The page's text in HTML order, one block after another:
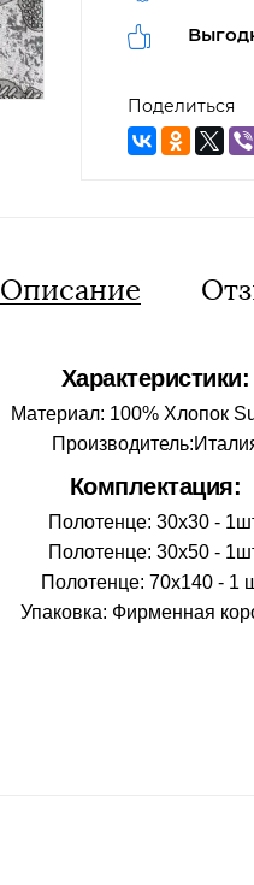
Поделиться
Описание
Характеристики:
Материал: 100% Хлопок
Комплектация:
Полотенце: 30х30 -
Полотенце: 30х50 -
Полотенце: 70х140 - 1
Упаковка: Фирменная